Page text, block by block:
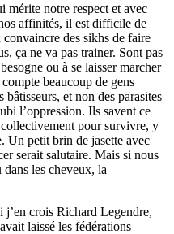
mérite notre respect et avec
affinités, il est difficile de
des sikhs de faire
ça ne va pas trainer. Sont pas
ou à se laisser marcher
beaucoup de gens
et non des parasites
l’oppression. Ils savent ce
pour survivre, y
Un petit brin de jasette avec
serait salutaire. Mais si nous
les cheveux, la
j’en crois Richard Legendre,
laissé les fédérations